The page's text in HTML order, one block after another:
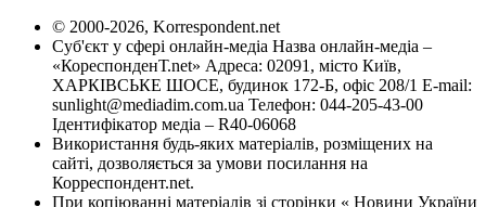
© 2000-2026, Korrespondent.net
Суб'єкт у сфері онлайн-медіа Назва онлайн-медіа –
«КореспонденТ.net» Адреса: 02091, місто Київ,
ХАРКІВСЬКЕ ШОСЕ, будинок 172-Б, офіс 208/1 E-mail:
sunlight@mediadim.com.ua Телефон: 044-205-43-00
Ідентифікатор медіа – R40-06068
Використання будь-яких матеріалів, розміщених на
сайті, дозволяється за умови посилання на
Корреспондент.net.
При копіюванні матеріалів зі сторінки « Новини України